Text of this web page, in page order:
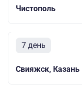
Чистополь
7 день
Свияжск, Казань